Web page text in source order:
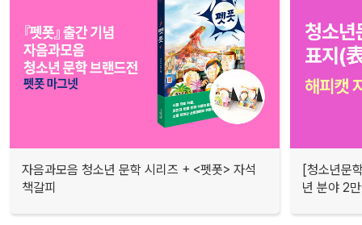
자음과모음 청소년 문학 시리즈 + <펫폿> 자석
책갈피
[청소년문
년 분야 2